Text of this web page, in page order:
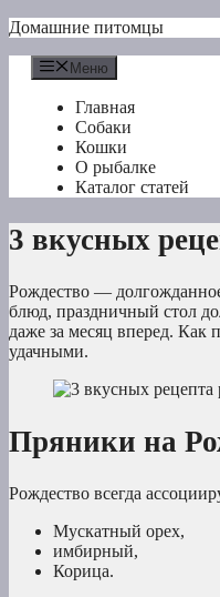
Перейти
содержимому
Домашние питомцы
Меню
Главная
Собаки
Кошки
О рыбалке
Каталог статей
3 вкусных
Рождество —
блюд, праздничный стол
даже за месяц вперед. Как
удачными.
Пряники на
Рождество всегда
Мускатный орех,
имбирный,
Корица.